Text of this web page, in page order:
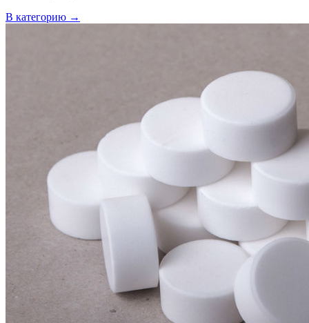
В категорию →